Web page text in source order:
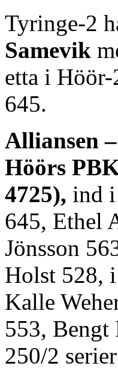
Tyringe-2
Samevik
etta i
645.
Alliansen
Höörs
4725), ind
645, Ethel
Jönsson
Holst 528,
Kalle
553, Bengt
250/2